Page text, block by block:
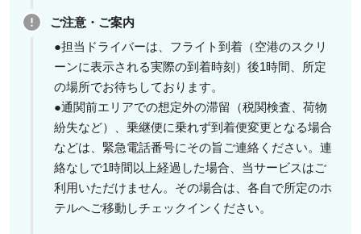
ご注意・ご案内
●担当ドライバーは、フライト到着（空港のスクリ
ーンに表示される実際の到着時刻）後1時間、所定
の場所でお待ちしております。
●通関前エリアでの想定外の滞留（税関検査、荷物
紛失など）、乗継便に乗れず到着便変更となる場合
などは、緊急電話番号にその旨ご連絡ください。連
絡なしで1時間以上経過した場合、当サービスはご
利用いただけません。その場合は、各自で所定のホ
テルへご移動しチェックインください。